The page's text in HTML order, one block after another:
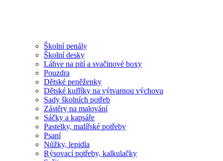
Školní penály
Školní desky
Láhve na pití a svačinové boxy
Pouzdra
Dětské peněženky
Dětské kufříky na výtvarnou výchovu
Sady školních potřeb
Zástěry na malování
Sáčky a kapsáře
Pastelky, malířské potřeby
Psaní
Nůžky, lepidla
Rýsovací potřeby, kalkulačky